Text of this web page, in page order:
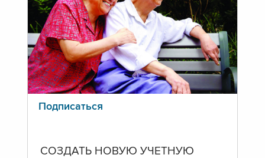
Подписаться
СОЗДАТЬ НОВУЮ УЧЕТНУЮ